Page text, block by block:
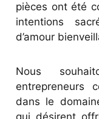
pièces ont été
intentions
d’amour
Nous
entrepreneurs
dans le